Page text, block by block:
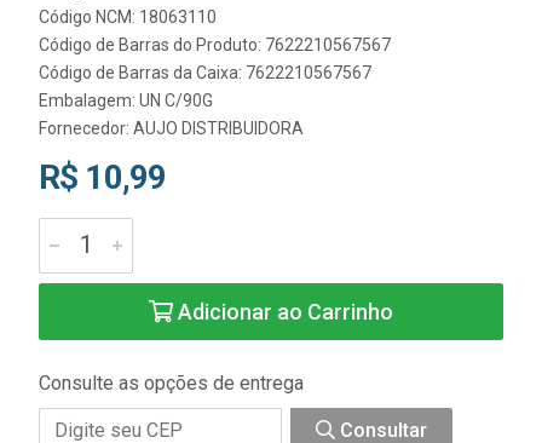
Código NCM: 18063110
Código de Barras do Produto: 7622210567567
Código de Barras da Caixa: 7622210567567
Embalagem: UN C/90G
Fornecedor: AUJO DISTRIBUIDORA
R$ 10,99
Adicionar ao Carrinho
Consulte as opções de entrega
Consultar